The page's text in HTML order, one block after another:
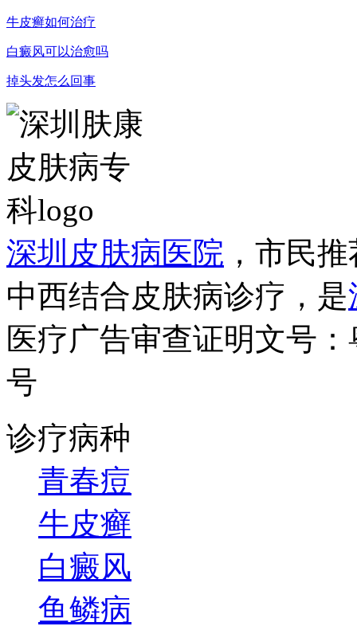
牛皮癣如何治疗
白癜风可以治愈吗
掉头发怎么回事
深圳皮肤病医院 ，市民
中西结合皮肤病诊疗，是
医疗广告审查证明文号
号
诊疗病种
青春痘
牛皮癣
白癜风
鱼鳞病